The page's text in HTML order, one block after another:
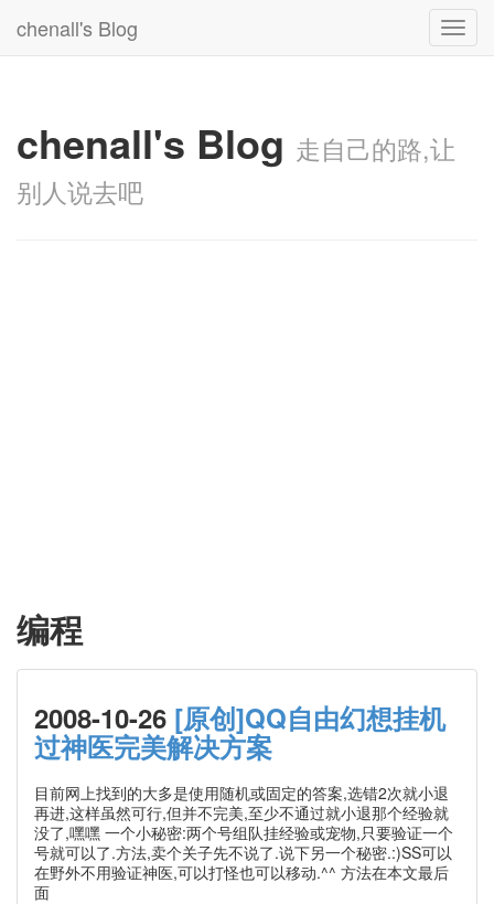
chenall's Blog
chenall's Blog 走自己的路,让
别人说去吧
编程
2008-10-26 [原创]QQ自由幻想挂机
过神医完美解决方案
目前网上找到的大多是使用随机或固定的答案,选错2次就小退
再进,这样虽然可行,但并不完美,至少不通过就小退那个经验就
没了,嘿嘿 一个小秘密:两个号组队挂经验或宠物,只要验证一个
号就可以了.方法,卖个关子先不说了.说下另一个秘密.:)SS可以
在野外不用验证神医,可以打怪也可以移动.^^ 方法在本文最后
面